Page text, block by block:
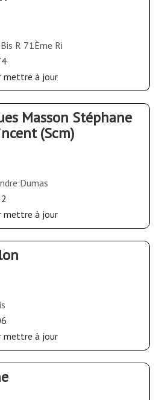
R 71Ème Ri
mettre à jour
Masson Stéphane
(Scm)
Dumas
mettre à jour
mettre à jour